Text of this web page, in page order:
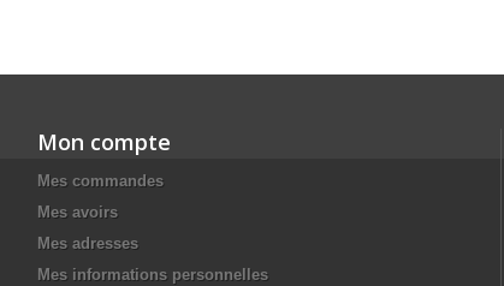
Mon compte
Mes commandes
Mes avoirs
Mes adresses
Mes informations personnelles